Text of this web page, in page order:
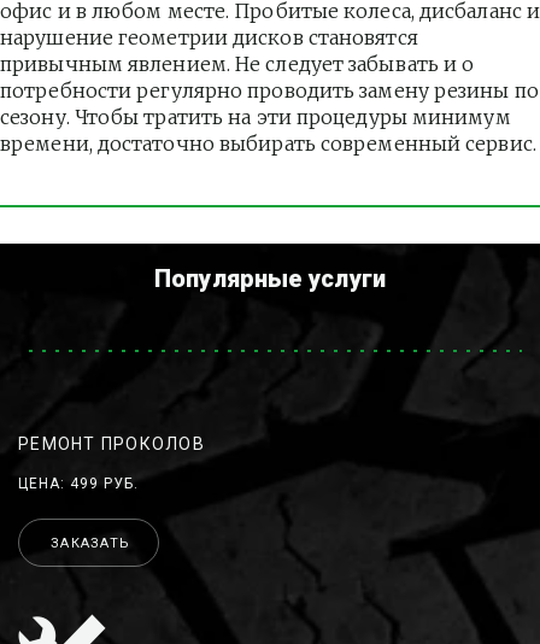
офис и в любом месте. Пробитые колеса, дисбаланс и
нарушение геометрии дисков становятся
привычным явлением. Не следует забывать и о
потребности регулярно проводить замену резины по
сезону. Чтобы тратить на эти процедуры минимум
времени, достаточно выбирать современный сервис.
Популярные услуги
РЕМОНТ ПРОКОЛОВ
ЦЕНА: 499 РУБ.
ЗАКАЗАТЬ